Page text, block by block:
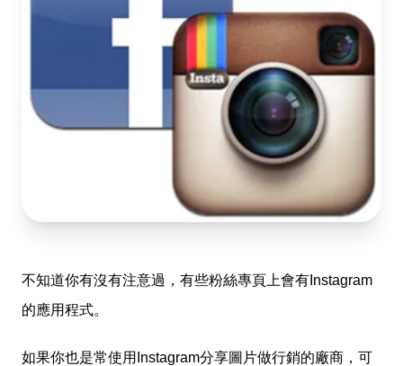
不知道你有沒有注意過，有些粉絲專頁上會有Instagram
的應用程式。
如果你也是常使用Instagram分享圖片做行銷的廠商，可